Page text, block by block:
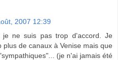
2007 12:39
je ne suis pas trop d'accord. Je
plus de canaux à Venise mais que
(je n'ai jamais été